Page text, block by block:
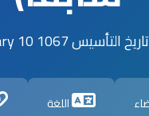
تاريخ التأسيس 1067 January 10
اللغة